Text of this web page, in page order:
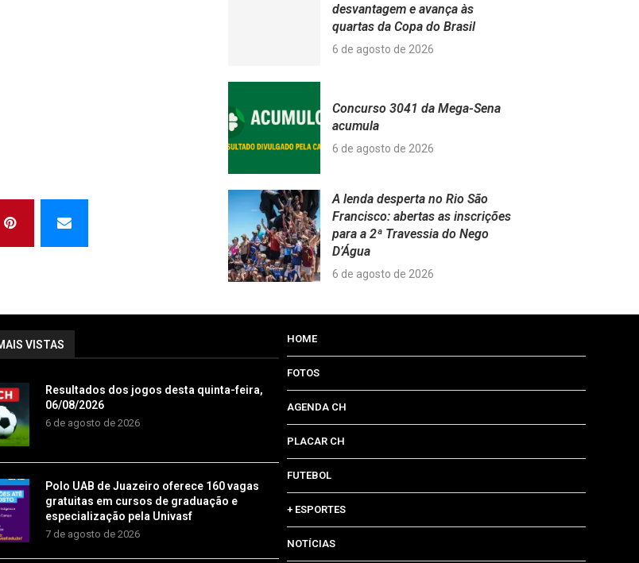
desvantagem e avança às
quartas da Copa do Brasil
6 de agosto de 2026
Concurso 3041 da Mega-Sena
acumula
6 de agosto de 2026
A lenda desperta no Rio São
Francisco: abertas as inscrições
para a 2ª Travessia do Nego
D’Água
6 de agosto de 2026
VISTAS
Resultados dos jogos desta quinta-feira,
06/08/2026
6 de agosto de 2026
Polo UAB de Juazeiro oferece 160 vagas
gratuitas em cursos de graduação e
especialização pela Univasf
7 de agosto de 2026
HOME
FOTOS
AGENDA CH
PLACAR CH
FUTEBOL
+ ESPORTES
NOTÍCIAS